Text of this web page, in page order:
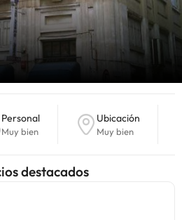
Personal
Muy bien
Ubicación
Muy bien
destacados